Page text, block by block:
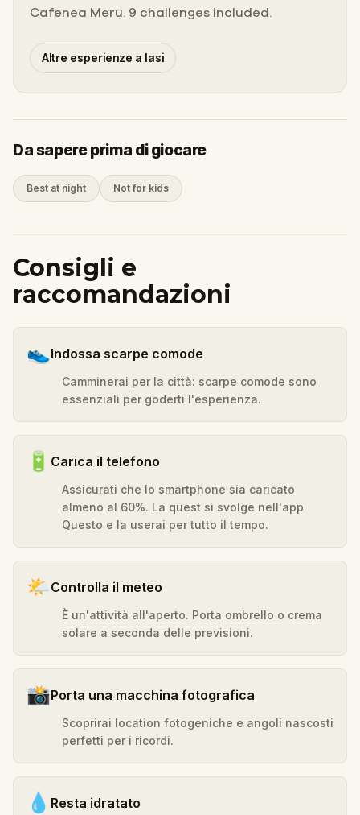
Cafenea Meru. 9 challenges included.
Altre esperienze a Iasi
Da sapere prima di giocare
Best at night Not for kids
Consigli e
raccomandazioni
👟Indossa scarpe comode
Camminerai per la città: scarpe comode sono
essenziali per goderti l'esperienza.
🔋 Carica il telefono
Assicurati che lo smartphone sia caricato
almeno al 60%. La quest si svolge nell'app
Questo e la userai per tutto il tempo.
🌤️Controlla il meteo
È un'attività all'aperto. Porta ombrello o crema
solare a seconda delle previsioni.
📸Porta una macchina fotografica
Scoprirai location fotogeniche e angoli nascosti
perfetti per i ricordi.
💧 Resta idratato